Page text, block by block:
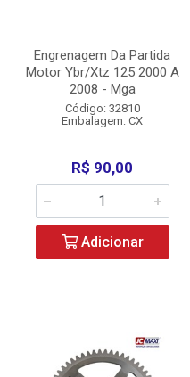
Engrenagem Da Partida
Motor Ybr/Xtz 125 2000 A
2008 - Mga
Código: 32810
Embalagem: CX
R$ 90,00
Adicionar